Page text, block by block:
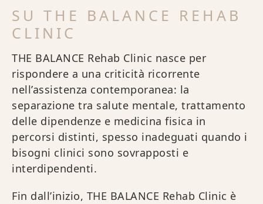
SU THE BALANCE REHAB
CLINIC
THE BALANCE Rehab Clinic nasce per
rispondere a una criticità ricorrente
nell’assistenza contemporanea: la
separazione tra salute mentale, trattamento
delle dipendenze e medicina fisica in
percorsi distinti, spesso inadeguati quando i
bisogni clinici sono sovrapposti e
interdipendenti.
Fin dall’inizio, THE BALANCE Rehab Clinic è